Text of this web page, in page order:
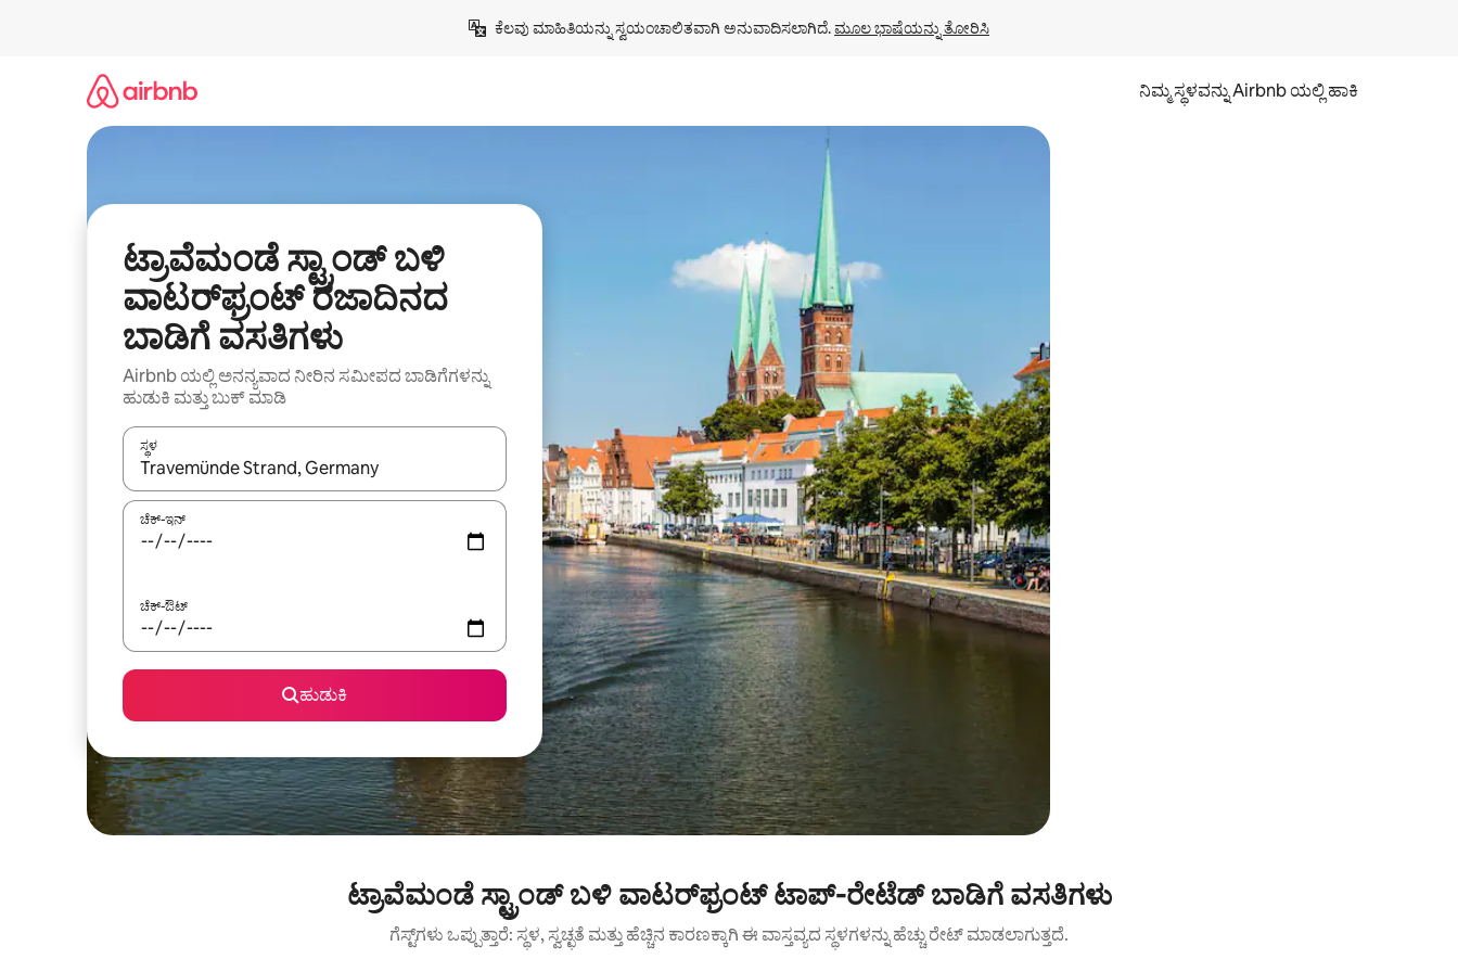
ಕೆಲವು ಮಾಹಿತಿಯನ್ನು ಸ್ವಯಂಚಾಲಿತವಾಗಿ ಅನುವಾದಿಸಲಾಗಿದೆ. ಮೂಲ ಭಾಷೆಯನ್ನು ತೋರಿಸಿ
ನಿಮ್ಮ ಸ್ಥಳವನ್ನು Airbnb ಯಲ್ಲಿ ಹಾಕಿ
ಟ್ರಾವೆಮಂಡೆ ಸ್ಟ್ರಾಂಡ್ ಬಳಿ
ವಾಟರ್‌ಫ್ರಂಟ್ ರಜಾದಿನದ
ಬಾಡಿಗೆ ವಸತಿಗಳು
Airbnb ಯಲ್ಲಿ ಅನನ್ಯವಾದ ನೀರಿನ ಸಮೀಪದ ಬಾಡಿಗೆಗಳನ್ನು
ಹುಡುಕಿ ಮತ್ತು ಬುಕ್ ಮಾಡಿ
ಸ್ಥಳ
ಫಲಿತಾಂಶಗಳು ಲಭ್ಯವಿರುವಾಗ, ಅಪ್ ಮತ್ತು ಡೌನ್ ಬಾಣದ ಕೀಲಿಗಳೊಂದಿಗೆ ನ್ಯಾವಿಗೇಟ್ ಮಾಡಿ ಅಥವಾ ಸ್ಪರ್ಶ ಅಥವಾ ಸ್ವೈಪ್ ಗೆಸ್ಚರ್‌ಗಳ ಮೂಲಕ ಅನ್ವೇಷಿಸಿ.
ಚೆಕ್-ಇನ್
ಚೆಕ್-ಔಟ್
ಹುಡುಕಿ
ಟ್ರಾವೆಮಂಡೆ ಸ್ಟ್ರಾಂಡ್ ಬಳಿ ವಾಟರ್‌ಫ್ರಂಟ್ ಟಾಪ್-ರೇಟೆಡ್ ಬಾಡಿಗೆ ವಸತಿಗಳು
ಗೆಸ್ಟ್‌ಗಳು ಒಪ್ಪುತ್ತಾರೆ: ಸ್ಥಳ, ಸ್ವಚ್ಛತೆ ಮತ್ತು ಹೆಚ್ಚಿನ ಕಾರಣಕ್ಕಾಗಿ ಈ ವಾಸ್ತವ್ಯದ ಸ್ಥಳಗಳನ್ನು ಹೆಚ್ಚು ರೇಟ್ ಮಾಡಲಾಗುತ್ತದೆ.